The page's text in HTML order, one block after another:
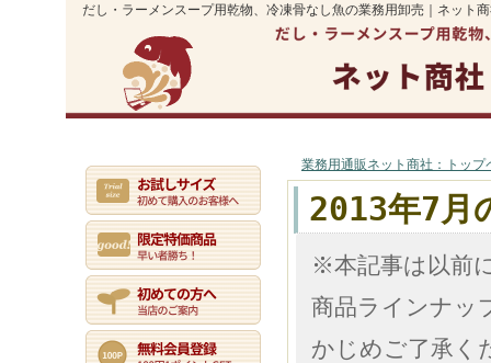
だし・ラーメンスープ用乾物、冷凍骨なし魚の業務用卸売｜ネット
マイページ ご利用案内
業務用通販ネット商社：トップ
2013年7月
※本記事は以前
商品ラインナッ
かじめご了承く